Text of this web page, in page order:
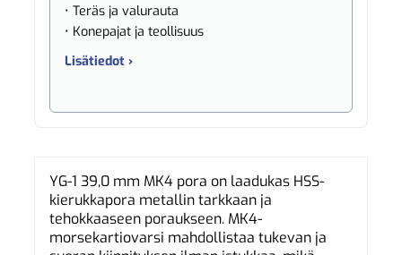
• Teräs ja valurauta
• Konepajat ja teollisuus
Lisätiedot ›
YG-1 39,0 mm MK4 pora on laadukas HSS-
kierukkapora metallin tarkkaan ja
tehokkaaseen poraukseen. MK4-
morsekartiovarsi mahdollistaa tukevan ja